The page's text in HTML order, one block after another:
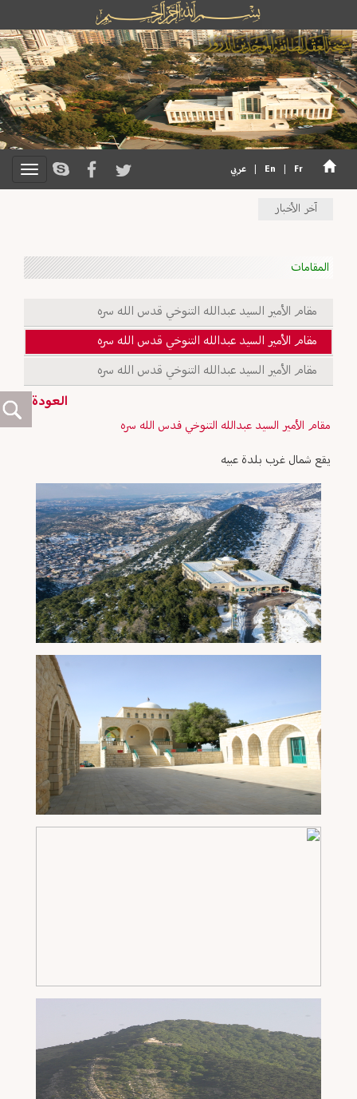
En Fr عربي
آخر الأخبار
المقامات
مقام الأمير السيد عبدالله التنوخي قدس الله سره
مقام الأمير السيد عبدالله التنوخي قدس الله سره
مقام الأمير السيد عبدالله التنوخي قدس الله سره
العودة
مقام الأمير السيد عبدالله التنوخي قدس الله سره
يقع شمال غرب بلدة عبيه